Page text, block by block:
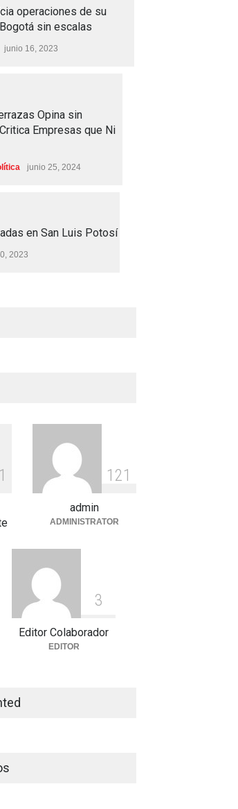
operaciones de su
sin escalas
junio 16, 2023
Opina sin
Empresas que Ni
junio 25, 2024
en San Luis Potosí
2023
1 1 21
admin
ADMINISTRATOR
3
Editor Colaborador
EDITOR